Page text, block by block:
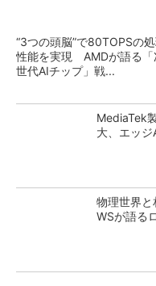
“3つの頭脳”で80TOPSの
性能を実現 AMDが語る「
世代AIチップ」戦...
MediaTek
大、エッ
物理世界
WSが語る